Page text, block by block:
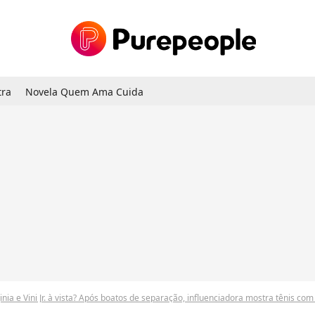
Novela Quem Ama Cuida
Vini Jr. à vista? Após boatos de separação, influenciadora mostra tênis com renda e